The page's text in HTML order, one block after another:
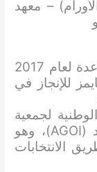
– معهد
حصلت على جائزة “النجمة الصاعدة لعام 2017
للإنجاز في
لجمعية
أطباء الأورام النسائية في الهند (AGOI)، وهو
الانتخابات